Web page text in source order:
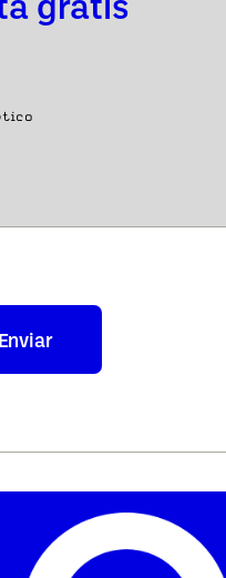
Enviar